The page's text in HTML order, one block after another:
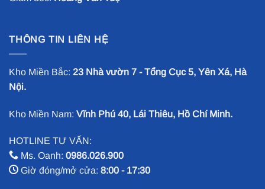
THÔNG TIN LIÊN HỆ
Kho Miền Bắc: 23 Nhà vườn 7 - Tổng Cục 5, Yên Xá, Hà
Nội.
Kho Miền Nam: Vĩnh Phú 40, Lái Thiêu, Hồ Chí Minh.
HOTLINE TƯ VẤN:
Ms. Oanh: 0986.026.900
Giờ đóng/mở cửa: 8:00 - 17:30